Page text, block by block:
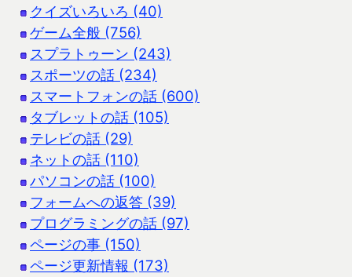
クイズいろいろ (40)
ゲーム全般 (756)
スプラトゥーン (243)
スポーツの話 (234)
スマートフォンの話 (600)
タブレットの話 (105)
テレビの話 (29)
ネットの話 (110)
パソコンの話 (100)
フォームへの返答 (39)
プログラミングの話 (97)
ページの事 (150)
ページ更新情報 (173)